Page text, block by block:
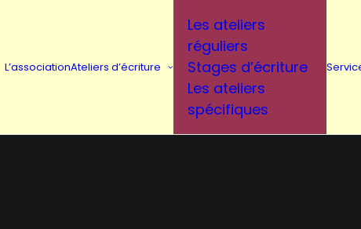
L’associationAteliers d’écriture
Les ateliers
réguliers
Stages d’écriture
Les ateliers
spécifiques